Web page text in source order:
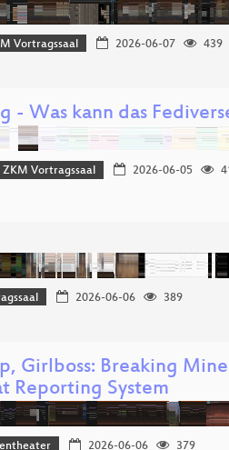
Vortragssaal 2026-06-07
439
- Was kann das
ZKM Vortragssaal 2026-06-05
2026-06-06
389
Girlboss: Breaking
Reporting System
2026-06-06
379